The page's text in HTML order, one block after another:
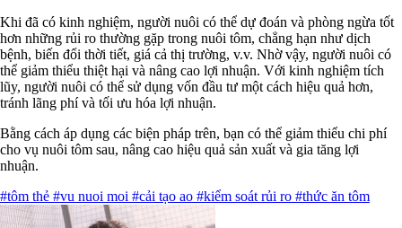
Khi đã có kinh nghiệm, người nuôi có thể dự đoán và phòng ngừa tốt
hơn những rủi ro thường gặp trong nuôi tôm, chẳng hạn như dịch
bệnh, biến đổi thời tiết, giá cả thị trường, v.v. Nhờ vậy, người nuôi có
thể giảm thiểu thiệt hại và nâng cao lợi nhuận. Với kinh nghiệm tích
lũy, người nuôi có thể sử dụng vốn đầu tư một cách hiệu quả hơn,
tránh lãng phí và tối ưu hóa lợi nhuận.
Bằng cách áp dụng các biện pháp trên, bạn có thể giảm thiểu chi phí
cho vụ nuôi tôm sau, nâng cao hiệu quả sản xuất và gia tăng lợi
nhuận.
#tôm thẻ #vu nuoi moi #cải tạo ao #kiểm soát rủi ro #thức ăn tôm